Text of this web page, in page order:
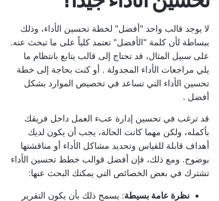
لا يوجد قالب واحد "أفضل" لخطة تحسين الأداء، وذلك
ببساطة لأن كلمة "الأفضل" تعتمد كلياً على ما تبحث عنه.
على سبيل المثال، قد تحتاج إلى قالب يتابع بانتظام ما
يلي مراجعات الأداء المجدولة . أو كنت بحاجة إلى خطة
تحسين الأداء التي تساعد في تخصيص الموارد بشكل
أفضل .
قد ترغب في تحسين إدارة عبء العمل داخل فريقك
بأكمله، ولكن مهما كانت الحالة، يجب أن يكون لديك
أهداف قابلة للقياس وتحديد مشاكل الأداء أو مناقشتها
بوضوح. ومع ذلك، فإن أفضل قوالب خطط تحسين الأداء
تشترك في بعض الخصائص التي يمكنك البحث عنها:
نظرة عامة بسيطة: يسمح ذلك بأن يكون التقرير